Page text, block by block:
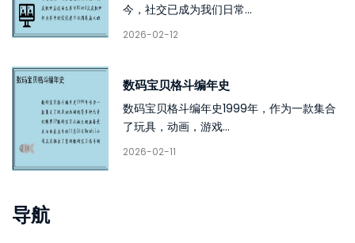
今，社交已成为我们日常...
2026-02-12
数码宝贝格斗编年史
数码宝贝格斗编年史1999年，作为一款集合
了玩具，动画，游戏...
2026-02-11
导航